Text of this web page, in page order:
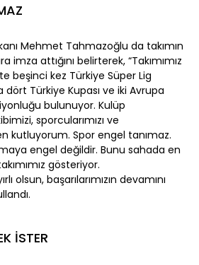
Mehmet Tahmazoğlu da takımın
imza attığını belirterek, “Takımımız
beşinci kez Türkiye Süper Lig
Türkiye Kupası ve iki Avrupa
bulunuyor. Kulüp
sporcularımızı ve
kutluyorum. Spor engel tanımaz.
engel değildir. Bunu sahada en
gösteriyor.
olsun, başarılarımızın devamını
İSTER